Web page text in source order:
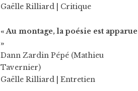
Gaëlle Rilliard | Critique
« Au montage, la poésie est apparue
»
Dann Zardin Pépé (Mathieu
Tavernier)
Gaëlle Rilliard
| Entretien